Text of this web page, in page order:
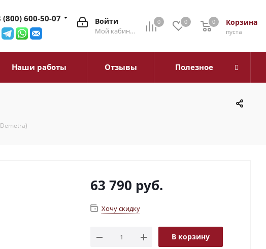
0 0 Корзина
0
пуста
0
Войти
Мой кабинет
(800) 600-50-07
Наши работы Отзывы Полезное
63 790 руб.
Хочу скидку
В корзину